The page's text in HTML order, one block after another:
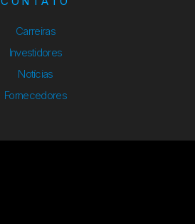
Carreiras
Investidores
Notícias
Fornecedores